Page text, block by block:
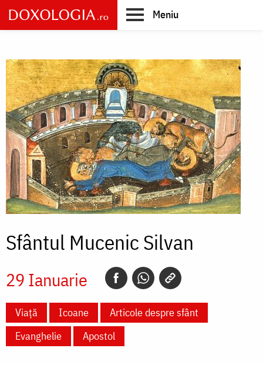
Skip
to
main
Meniu
Sfântul Mucenic Silvan
29 Ianuarie
Viață Icoane
Articole despre sfânt
Evanghelie
Apostol